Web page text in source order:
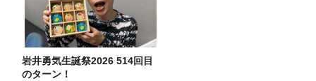
岩井勇気生誕祭2026 514回目
のターン！